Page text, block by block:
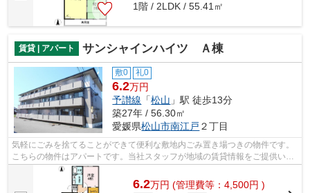
1階 / 2LDK / 55.41㎡
賃貸 | アパート サンシャインハイツ Ａ棟
敷0 礼0
6.2万円
予讃線 「松山 」駅 徒歩13分
築27年 / 56.30㎡
愛媛県松山市南江戸 ２丁目
気軽にごみを捨てることができて便利な敷地内ごみ置き場つきの物件です。
こちらの物件はアパートです。当社スタッフが地域の賃貸情報をご提供いた
します。お客様のこだわりやご要望な...
6.2万円 (管理費等：4,500円 )